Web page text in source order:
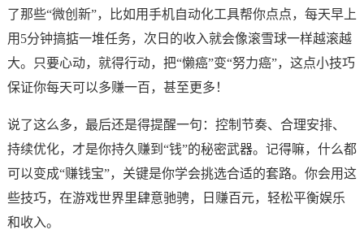
了那些“微创新”，比如用手机自动化工具帮你点点，每天早上
用5分钟搞掂一堆任务，次日的收入就会像滚雪球一样越滚越
大。只要心动，就得行动，把“懒癌”变“努力癌”，这点小技巧
保证你每天可以多赚一百，甚至更多！
说了这么多，最后还是得提醒一句：控制节奏、合理安排、
持续优化，才是你持久赚到“钱”的秘密武器。记得嘛，什么都
可以变成“赚钱宝”，关键是你学会挑选合适的套路。你会用这
些技巧，在游戏世界里肆意驰骋，日赚百元，轻松平衡娱乐
和收入。